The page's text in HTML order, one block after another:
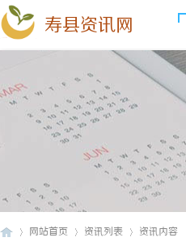
寿县资讯网
网站首页 资讯列表 资讯内容